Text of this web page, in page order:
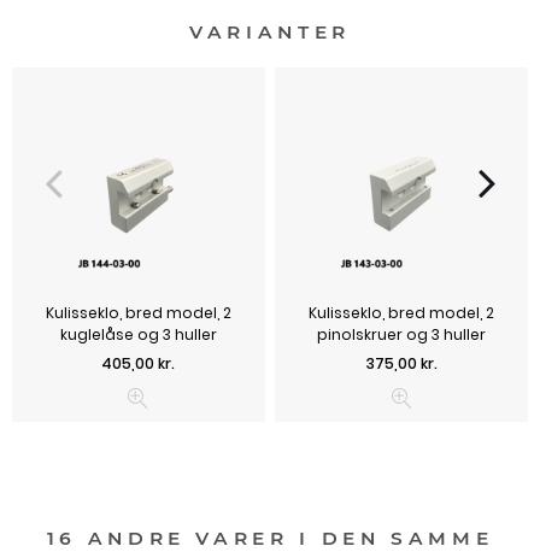
VARIANTER
Kulisseklo, bred model, 2
kuglelåse og 3 huller
Pris
405,00 kr.
Kulisseklo, bred model, 2
pinolskruer og 3 huller
Pris
375,00 kr.
16 ANDRE VARER I DEN SAMME